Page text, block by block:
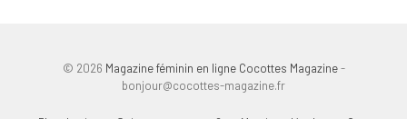
© 2026 Magazine féminin en ligne Cocottes Magazine-
bonjour@cocottes-magazine.fr